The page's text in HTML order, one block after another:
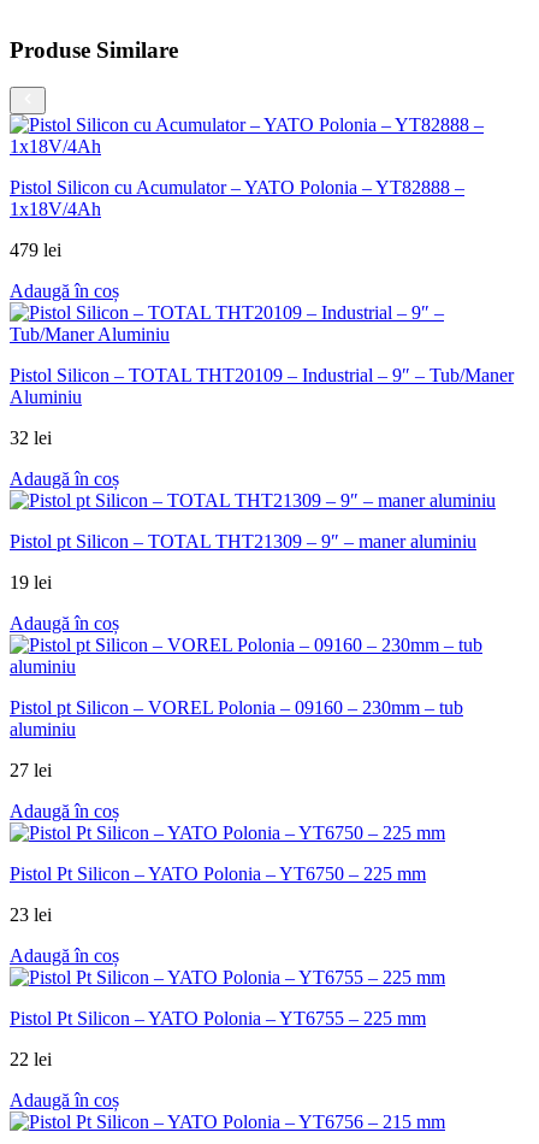
Produse Similare
Pistol Silicon cu Acumulator – YATO Polonia – YT82888 –
1x18V/4Ah
479 lei
Adaugă în coș
Pistol Silicon – TOTAL THT20109 – Industrial – 9″ – Tub/Maner
Aluminiu
32 lei
Adaugă în coș
Pistol pt Silicon – TOTAL THT21309 – 9″ – maner aluminiu
19 lei
Adaugă în coș
Pistol pt Silicon – VOREL Polonia – 09160 – 230mm – tub
aluminiu
27 lei
Adaugă în coș
Pistol Pt Silicon – YATO Polonia – YT6750 – 225 mm
23 lei
Adaugă în coș
Pistol Pt Silicon – YATO Polonia – YT6755 – 225 mm
22 lei
Adaugă în coș